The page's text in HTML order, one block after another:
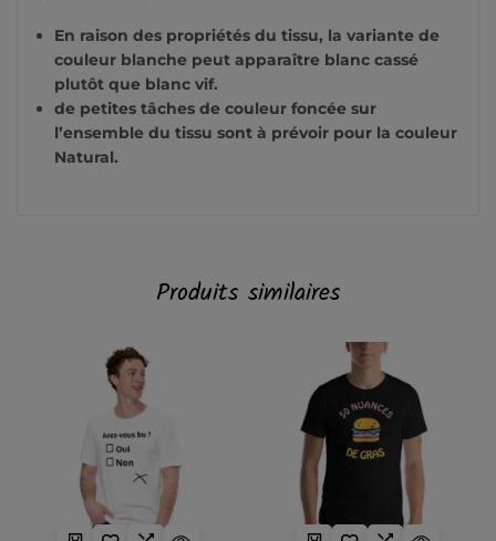
En raison des propriétés du tissu, la variante de
couleur blanche peut apparaître blanc cassé
plutôt que blanc vif.
de petites tâches de couleur foncée sur
l’ensemble du tissu sont à prévoir pour la couleur
Natural.
Produits similaires